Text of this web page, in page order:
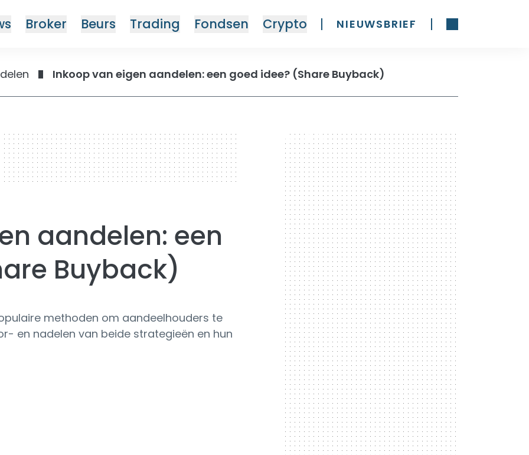
Broker Beurs Trading Fondsen Crypto NIEUWSBRIEF
Inkoop van eigen aandelen: een goed idee? (Share Buyback)
aandelen: een
Buyback)
methoden om aandeelhouders te
en nadelen van beide strategieën en hun
300 x 600